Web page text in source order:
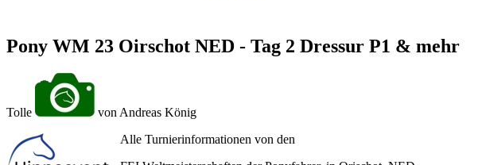
Pony WM 23 Oirschot NED - Tag 2 Dressur P1 & mehr
Tolle
von Andreas König
Alle Turnierinformationen von den